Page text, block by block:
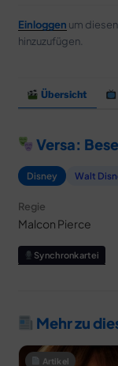
Einloggen um
hinzuzufügen.
Übersicht
Versa:
Disney Walt
Regie
Malcon Pierce
Synchronkartei
Mehr zu
Artikel